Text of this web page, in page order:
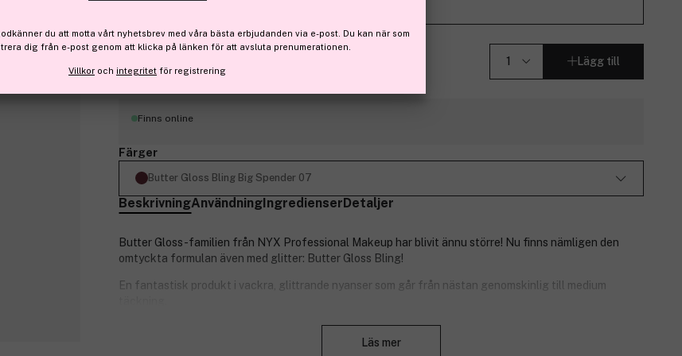
89 kr Lägg till
Finns online
Färger
Butter Gloss Bling Big Spender 07
BeskrivningAnvändningIngredienserDetaljer
Butter Gloss-familien från NYX Professional Makeup har blivit ännu större! Nu finns nämligen den
omtyckta formulan även med glitter: Butter Gloss Bling!
En fantastisk produkt i vackra, glittrande nyanser som går från nästan genomskinlig till medium
Läppglanset passar perfekt till alla och kan till och med användas ovanpå din favoritläpp-produkt för
Läs mer
du att motta vårt nyhetsbrev med våra bästa erbjudanden via e-post. Du kan när som
dig från e-post genom att klicka på länken för att avsluta prenumerationen.
Villkor och integritet för registrering